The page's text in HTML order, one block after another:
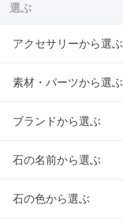
選ぶ
アクセサリーから選ぶ
素材・パーツから選ぶ
ブランドから選ぶ
石の名前から選ぶ
石の色から選ぶ